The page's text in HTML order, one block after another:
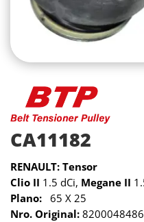
CA11182
RENAULT: Tensor
Clio II 1.5 dCi, Megane II
Plano: 65 X 25
Nro. Original: